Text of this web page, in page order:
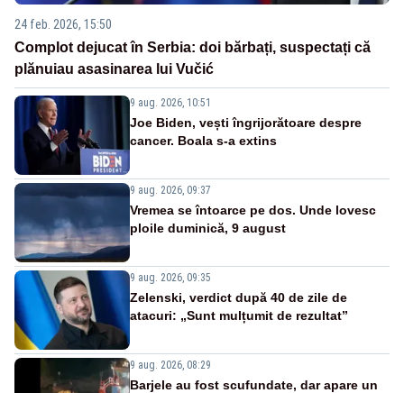
24 feb. 2026, 15:50
Complot dejucat în Serbia: doi bărbați, suspectați că
plănuiau asasinarea lui Vučić
9 aug. 2026, 10:51
Joe Biden, vești îngrijorătoare despre
cancer. Boala s-a extins
9 aug. 2026, 09:37
Vremea se întoarce pe dos. Unde lovesc
ploile duminică, 9 august
9 aug. 2026, 09:35
Zelenski, verdict după 40 de zile de
atacuri: „Sunt mulțumit de rezultat”
9 aug. 2026, 08:29
Barjele au fost scufundate, dar apare un